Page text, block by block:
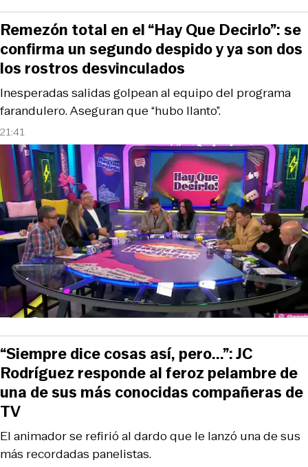
21:41
Inesperadas salidas golpean al equipo del programa
farandulero. Aseguran que “hubo llanto”.
Remezón total en el “Hay Que Decirlo”: se
confirma un segundo despido y ya son dos
los rostros desvinculados
El animador se refirió al dardo que le lanzó una de sus
más recordadas panelistas.
“Siempre dice cosas así, pero...”: JC
Rodríguez responde al feroz pelambre de
una de sus más conocidas compañeras de
TV